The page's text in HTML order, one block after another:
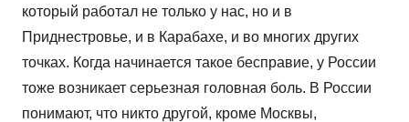
который работал не только у нас, но и в
Приднестровье, и в Карабахе, и во многих других
точках. Когда начинается такое бесправие, у России
тоже возникает серьезная головная боль. В России
понимают, что никто другой, кроме Москвы,